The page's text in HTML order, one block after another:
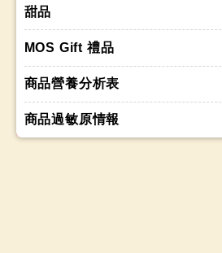
甜品
MOS Gift 禮品
商品營養分析表
商品過敏原情報